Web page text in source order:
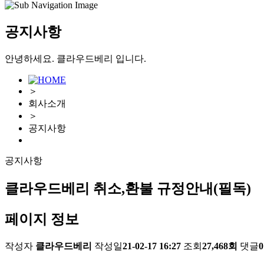
공지사항
안녕하세요. 클라우드베리 입니다.
＞
회사소개
＞
공지사항
공지사항
클라우드베리 취소,환불 규정안내(필독)
페이지 정보
작성자 클라우드베리 작성일21-02-17 16:27 조회 27,468회 댓글